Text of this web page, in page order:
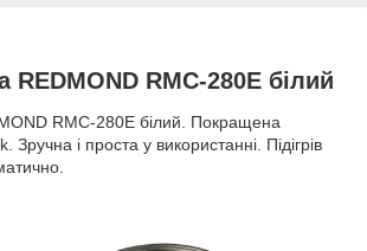
REDMOND RMC-280E білий
RMC-280E білий. Покращена
і проста у використанні. Підігрів